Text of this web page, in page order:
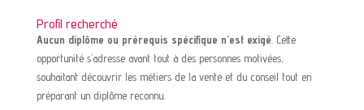
Profil recherché
Aucun diplôme ou prérequis spécifique n’est exigé . Cette
opportunité s’adresse avant tout à des personnes motivées,
souhaitant découvrir les métiers de la vente et du conseil tout en
préparant un diplôme reconnu.